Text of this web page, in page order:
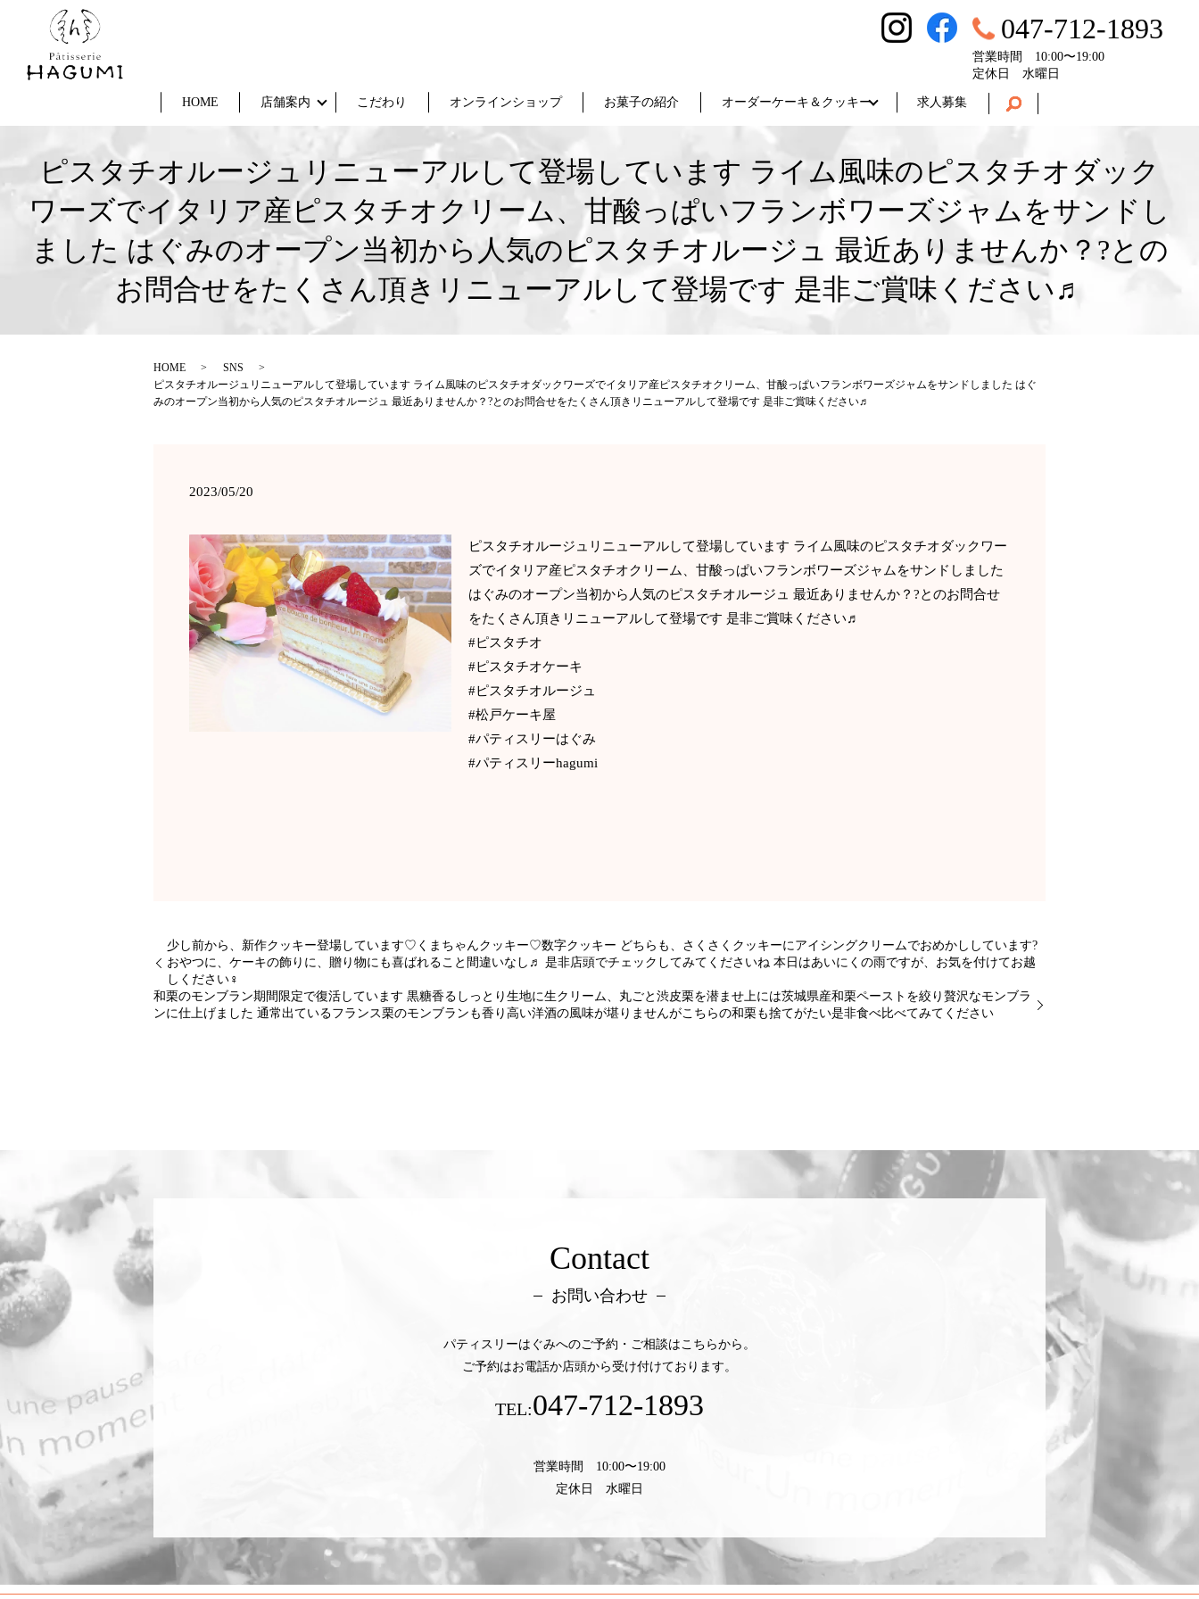
HOME 店舗案内 こだわり オンラインショップ お菓子の紹介 オーダーケーキ＆クッキー 求人募集
047-712-1893
営業時間 10:00〜19:00
定休日 水曜日
ピスタチオルージュリニューアルして登場しています ライム風味のピスタチオダック
ワーズでイタリア産ピスタチオクリーム、甘酸っぱいフランボワーズジャムをサンドし
ました はぐみのオープン当初から人気のピスタチオルージュ 最近ありませんか？?との
お問合せをたくさん頂きリニューアルして登場です 是非ご賞味ください♬
HOME
SNS
ピスタチオルージュリニューアルして登場しています ライム風味のピスタチオダックワーズでイタリア産ピスタチオクリーム、甘酸っぱいフランボワーズジャムをサンドしました はぐ
みのオープン当初から人気のピスタチオルージュ 最近ありませんか？?とのお問合せをたくさん頂きリニューアルして登場です 是非ご賞味ください♬
2023/05/20
ピスタチオルージュリニューアルして登場しています ライム風味のピスタチオダックワー
ズでイタリア産ピスタチオクリーム、甘酸っぱいフランボワーズジャムをサンドしました
はぐみのオープン当初から人気のピスタチオルージュ 最近ありませんか？?とのお問合せ
をたくさん頂きリニューアルして登場です 是非ご賞味ください♬
#ピスタチオ
#ピスタチオケーキ
#ピスタチオルージュ
#松戸ケーキ屋
#パティスリーはぐみ
#パティスリーhagumi
少し前から、新作クッキー登場しています♡くまちゃんクッキー♡数字クッキー どちらも、さくさくクッキーにアイシングクリームでおめかししています?
おやつに、ケーキの飾りに、贈り物にも喜ばれること間違いなし♬ 是非店頭でチェックしてみてくださいね 本日はあいにくの雨ですが、お気を付けてお越
しください‍♀️
和栗のモンブラン期間限定で復活しています 黒糖香るしっとり生地に生クリーム、丸ごと渋皮栗を潜ませ上には茨城県産和栗ペーストを絞り贅沢なモンブラ
ンに仕上げました 通常出ているフランス栗のモンブランも香り高い洋酒の風味が堪りませんがこちらの和栗も捨てがたい是非食べ比べてみてください
Contact
お問い合わせ
パティスリーはぐみへのご予約・ご相談はこちらから。
ご予約はお電話か店頭から受け付けております。
TEL:047-712-1893
営業時間 10:00〜19:00
定休日 水曜日